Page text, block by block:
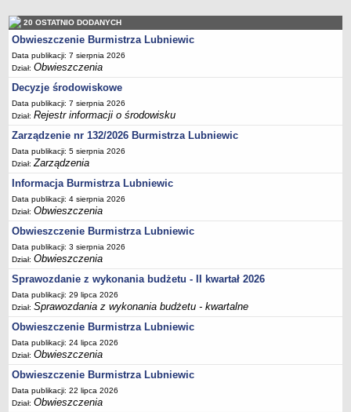
KOMUNIKATY
Drogi
Energia elektryczna
Meteorologiczne
Rozkłady jazdy autobusów
Wodociągi - ocena jakości wody
KONKURSY
Ogłoszenia o konkursach
URZĄD MIEJSKI
Dane adresowe
Burmistrz Lubniewic
Zastępca Burmistrza Lubniewic
Sekretarz Gminy
Skarbnik Gminy
Informacja turystyczna
Regulamin i schemat organizacyjny
Przewodnik po urzędzie
Kodeks etyczny
Oświadczenia majątkowe
Raporty
RADA MIEJSKA
20 OSTATNIO DODANYCH
Obwieszczenie Burmistrza Lubniewic
Data publikacji: 7 sierpnia 2026
Dział:Obwieszczenia
Decyzje środowiskowe
Data publikacji: 7 sierpnia 2026
Dział:Rejestr informacji o środowisku
Zarządzenie nr 132/2026 Burmistrza Lubniewic
Data publikacji: 5 sierpnia 2026
Dział:Zarządzenia
Informacja Burmistrza Lubniewic
Data publikacji: 4 sierpnia 2026
Dział:Obwieszczenia
Obwieszczenie Burmistrza Lubniewic
Data publikacji: 3 sierpnia 2026
Dział:Obwieszczenia
Sprawozdanie z wykonania budżetu - II kwartał 2026
Data publikacji: 29 lipca 2026
Dział:Sprawozdania z wykonania budżetu - kwartalne
Obwieszczenie Burmistrza Lubniewic
Data publikacji: 24 lipca 2026
Dział:Obwieszczenia
Obwieszczenie Burmistrza Lubniewic
Data publikacji: 22 lipca 2026
Dział:Obwieszczenia